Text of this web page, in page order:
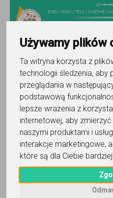
Używamy plików
Ta witryna korzysta z
technologii śledzenia, aby
przeglądania w
podstawową
lepsze wrażenia z
internetowej, aby
naszymi produktami i
interakcje marketingowe,
które są dla Ciebie
Do ulubionych
Oznacz wystąpienie
lek Karol
Wyślij